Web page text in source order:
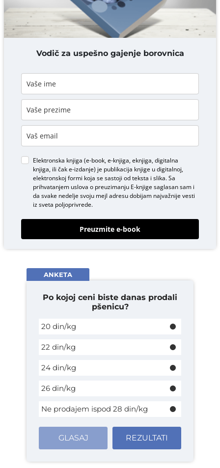
DODAJ KOMENTAR
Vodič za uspešno gajenje borovnica
Elektronska knjiga (e-book, e-knjiga, eknjiga, digitalna
knjiga, ili čak e-izdanje) je publikacija knjige u digitalnoj,
elektronskoj formi koja se sastoji od teksta i slika. Sa
prihvatanjem uslova o preuzimanju E-knjigesaglasan sam i
da svake nedelje svoju mejl adresu dobijam najvažnije vesti
iz sveta poljoprivrede.
Preuzmite e-book
ANKETA
Po kojoj ceni biste danas prodali
pšenicu?
20 din/kg
22 din/kg
24 din/kg
26 din/kg
Ne prodajem ispod 28 din/kg
GLASAJ REZULTATI